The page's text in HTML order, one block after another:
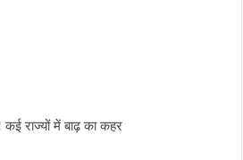
राज्यों में बाढ़ का कहर